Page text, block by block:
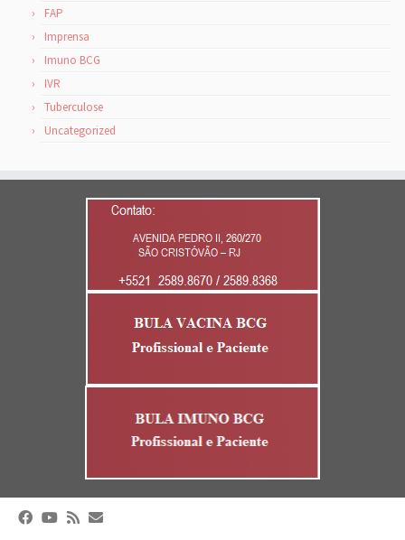
FAP
Imprensa
Imuno BCG
IVR
Tuberculose
Uncategorized